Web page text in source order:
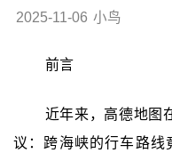
2025-11-06 小鸟
前言
近年来，高德地图
议：跨海峡的行车路